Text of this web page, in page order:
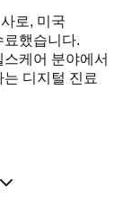
로, 미국
료했습니다.
케어 분야에서
디지털 진료